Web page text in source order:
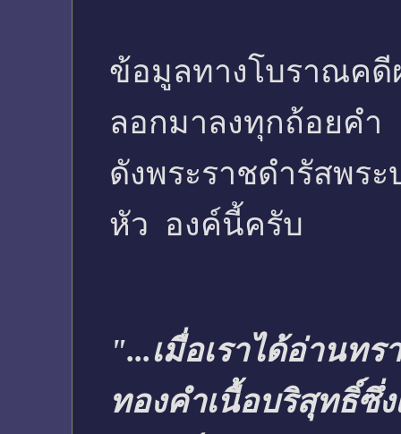
ข้อมูลทางโบราณคดี
ลอกมาลงทุกถ้อยคำ
ดังพระราชดำรัสพระ
หัว องค์นี้ครับ
"...เมื่อเราได้อ่านท
ทองคำเนื้อบริสุทธิ์ซึ่